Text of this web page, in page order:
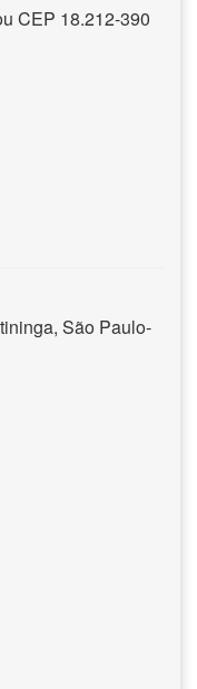
CEP 18.212-390
São Paulo-